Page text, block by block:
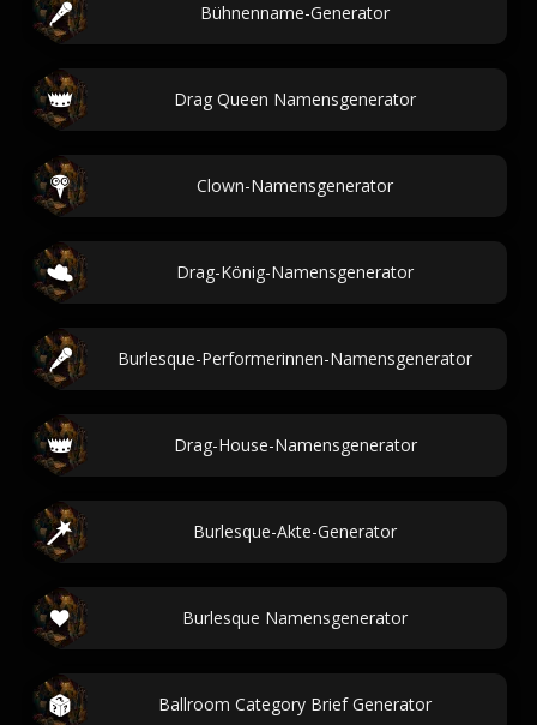
Bühnenname-Generator
Drag Queen Namensgenerator
Clown-Namensgenerator
Drag-König-Namensgenerator
Burlesque-Performerinnen-Namensgenerator
Drag-House-Namensgenerator
Burlesque-Akte-Generator
Burlesque Namensgenerator
Ballroom Category Brief Generator